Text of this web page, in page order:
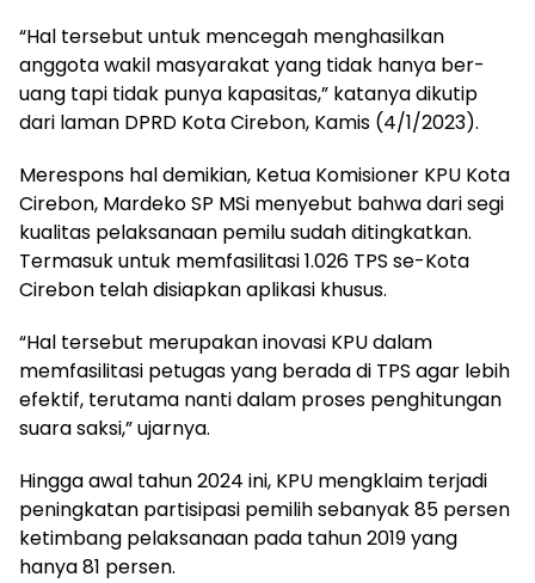
“Hal tersebut untuk mencegah menghasilkan
anggota wakil masyarakat yang tidak hanya ber-
uang tapi tidak punya kapasitas,” katanya dikutip
dari laman DPRD Kota Cirebon, Kamis (4/1/2023).
Merespons hal demikian, Ketua Komisioner KPU Kota
Cirebon, Mardeko SP MSi menyebut bahwa dari segi
kualitas pelaksanaan pemilu sudah ditingkatkan.
Termasuk untuk memfasilitasi 1.026 TPS se-Kota
Cirebon telah disiapkan aplikasi khusus.
“Hal tersebut merupakan inovasi KPU dalam
memfasilitasi petugas yang berada di TPS agar lebih
efektif, terutama nanti dalam proses penghitungan
suara saksi,” ujarnya.
Hingga awal tahun 2024 ini, KPU mengklaim terjadi
peningkatan partisipasi pemilih sebanyak 85 persen
ketimbang pelaksanaan pada tahun 2019 yang
hanya 81 persen.